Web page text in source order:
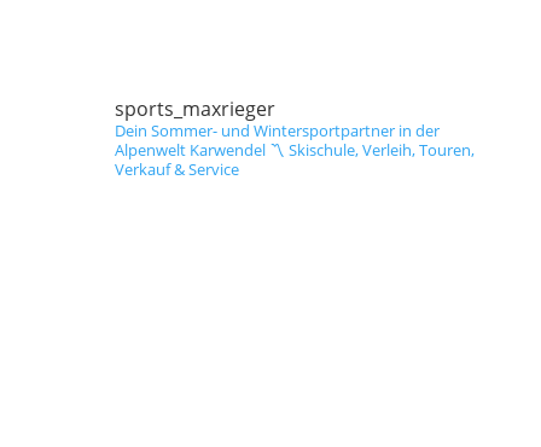
sports_maxrieger
Dein Sommer- und Wintersportpartner in der
Alpenwelt Karwendel〽️ Skischule, Verleih, Touren,
Verkauf & Service